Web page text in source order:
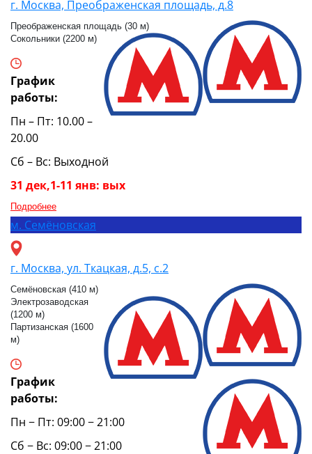
г. Москва, Преображенская площадь, д.8
Преображенская площадь (30 м)
Сокольники (2200 м)
График
работы:
Пн – Пт: 10.00 –
20.00
Сб – Вс: Выходной
31 дек,1-11 янв: вых
Подробнее
м. Семёновская
г. Москва, ул. Ткацкая, д.5, с.2
Семёновская (410 м)
Электрозаводская
(1200 м)
Партизанская (1600
м)
График
работы:
Пн − Пт: 09:00 − 21:00
Сб − Вс: 09:00 − 21:00